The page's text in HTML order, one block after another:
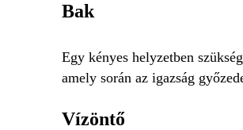
Bak
Egy kényes helyzetben
amely során az igazság
Vízöntő